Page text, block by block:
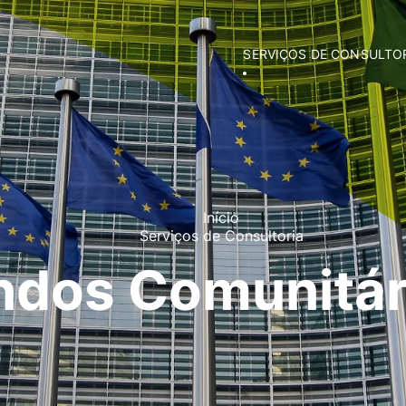
SERVIÇOS DE
Fundos Comunitários
Contabilidade
Consultoria Empresarial
Incubação de Empresas
Comunicação e Marketing
Formação Privada
Apoio Jurídico
Início
Serviços de Consultoria